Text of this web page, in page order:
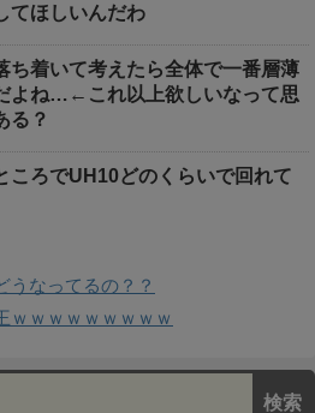
てほしいんだわ
ち着いて考えたら全体で一番層薄
よね…←これ以上欲しいなって思
る？
ころでUH10どのくらいで回れて
うなってるの？？
ｗｗｗｗｗｗｗｗｗ